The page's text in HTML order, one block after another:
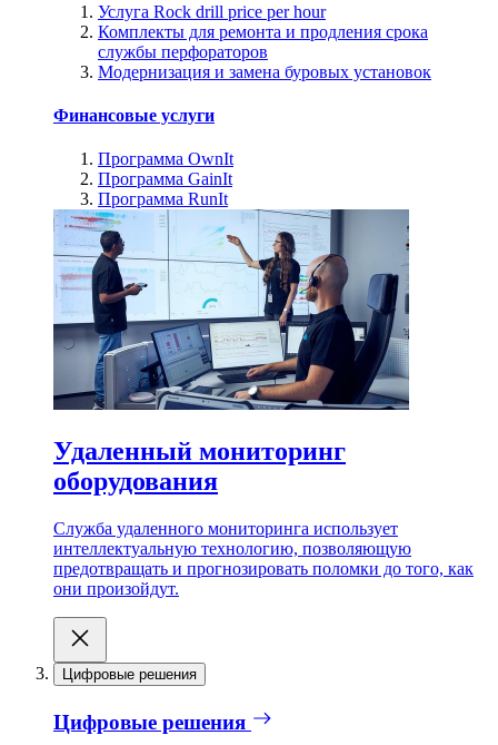
Услуга Rock drill price per hour
Комплекты для ремонта и продления срока
службы перфораторов
Модернизация и замена буровых установок
Финансовые услуги
Программа OwnIt
Программа GainIt
Программа RunIt
Удаленный мониторинг
оборудования
Служба удаленного мониторинга использует
интеллектуальную технологию, позволяющую
предотвращать и прогнозировать поломки до того, как
они произойдут.
Цифровые решения
Цифровые решения